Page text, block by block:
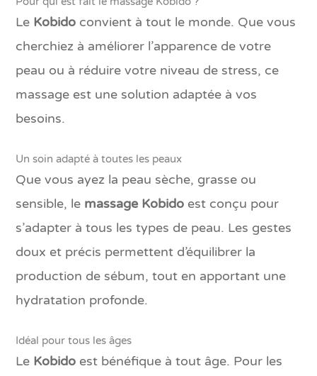
Le Kobido convient à tout le monde. Que vous
cherchiez à améliorer l’apparence de votre
peau ou à réduire votre niveau de stress, ce
massage est une solution adaptée à vos
besoins.
Un soin adapté à toutes les peaux
Que vous ayez la peau sèche, grasse ou
sensible, le massage Kobido est conçu pour
s’adapter à tous les types de peau. Les gestes
doux et précis permettent d’équilibrer la
production de sébum, tout en apportant une
hydratation profonde.
Idéal pour tous les âges
Le Kobido est bénéfique à tout âge. Pour les